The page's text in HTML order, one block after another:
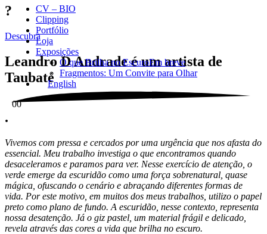
CV – BIO
Clipping
Portfólio
Loja
Exposições
O que Brilha no EscuroEm breve
Fragmentos: Um Convite para Olhar
English
00
?
Descubra
Leandro D Andrade é um artista de
Taubaté
.
Vivemos com pressa e cercados por uma urgência que nos afasta do
essencial. Meu trabalho investiga o que encontramos quando
desaceleramos e paramos para ver. Nesse exercício de atenção, o
verde emerge da escuridão como uma força sobrenatural, quase
mágica, ofuscando o cenário e abraçando diferentes formas de
vida. Por este motivo, em muitos dos meus trabalhos, utilizo o papel
preto como plano de fundo. A escuridão, nesse contexto, representa
nossa desatenção. Já o giz pastel, um material frágil e delicado,
revela através das cores a vida que brilha no escuro.